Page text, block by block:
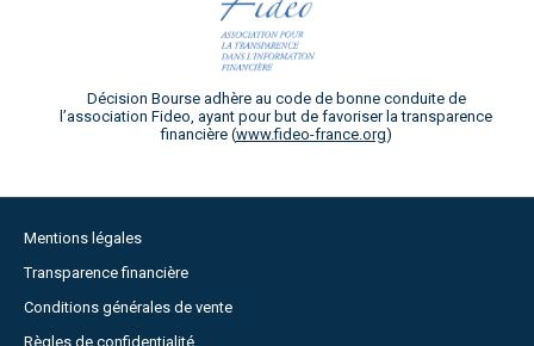
Décision Bourse adhère au code de bonne conduite de
l’association Fideo, ayant pour but de favoriser la transparence
financière (www.fideo-france.org)
Mentions légales
Transparence financière
Conditions générales de vente
Règles de confidentialité